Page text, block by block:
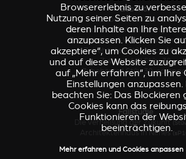
Zubehör
Zubehörteil Stûv 16
Zubehörteile & Verkleidungen
Zubehörteile & Verkleidungen
Zubehörteil Stûv
Zubehörteil Stûv 30
Zubehörteil Stûv 30-
Fallstudie
Die Verheißung der Zukunft
Architektenhaus in Nîmes
Browsererlebnis zu
Nutzung seiner Seiten zu
deren Inhalte an Ihre
anzupassen. Klicken Sie
akzeptiere“, um Cookies zu
und auf diese Website
auf „Mehr erfahren“, um Ihre
Einstellungen
beachten Sie: Das Blockieren
Cookies kann das
Funktionieren der
beeinträchtigen.
Mehr erfahren und Cookies anpassen